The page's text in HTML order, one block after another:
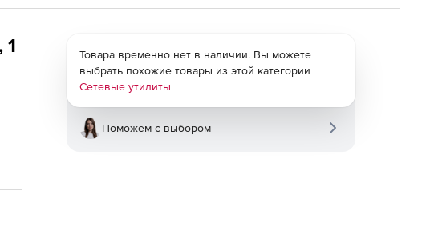
1
Товара временно нет в наличии. Вы можете
выбрать похожие товары из этой категории
Сетевые утилиты
Поможем с выбором